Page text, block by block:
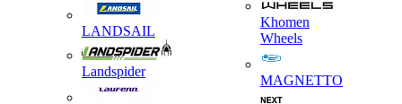
LANDSAIL
Landspider
Khomen
Wheels
MAGNETTO